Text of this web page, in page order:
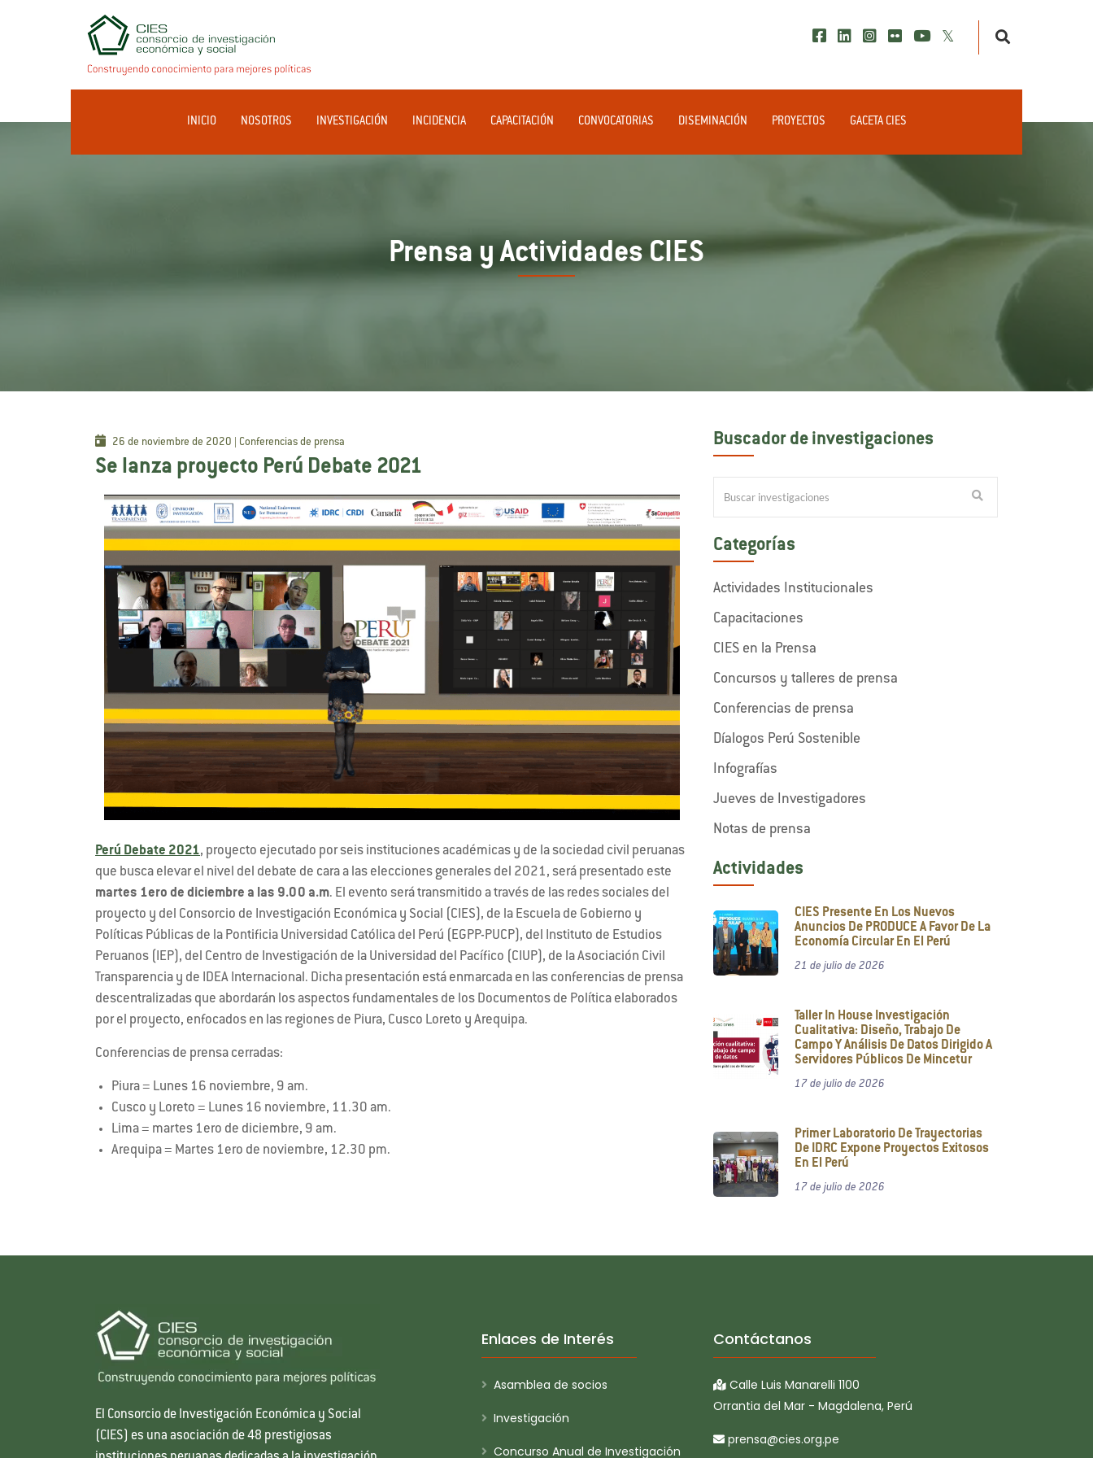
INICIO NOSOTROS INVESTIGACIÓN INCIDENCIA CAPACITACIÓN CONVOCATORIAS DISEMINACIÓN PROYECTOS GACETA CIES
Prensa y Actividades CIES
26 de noviembre de 2020 | Conferencias de prensa
Se lanza proyecto Perú Debate 2021
Perú Debate 2021, proyecto ejecutado por seis instituciones académicas y de la sociedad civil peruanas
que busca elevar el nivel del debate de cara a las elecciones generales del 2021, será presentado este
martes 1ero de diciembre a las 9.00 a.m. El evento será transmitido a través de las redes sociales del
proyecto y del Consorcio de Investigación Económica y Social (CIES), de la Escuela de Gobierno y
Políticas Públicas de la Pontificia Universidad Católica del Perú (EGPP-PUCP), del Instituto de Estudios
Peruanos (IEP), del Centro de Investigación de la Universidad del Pacífico (CIUP), de la Asociación Civil
Transparencia y de IDEA Internacional. Dicha presentación está enmarcada en las conferencias de prensa
descentralizadas que abordarán los aspectos fundamentales de los Documentos de Política elaborados
por el proyecto, enfocados en las regiones de Piura, Cusco Loreto y Arequipa.
Conferencias de prensa cerradas:
Piura = Lunes 16 noviembre, 9 am.
Cusco y Loreto = Lunes 16 noviembre, 11.30 am.
Lima = martes 1ero de diciembre, 9 am.
Arequipa = Martes 1ero de noviembre, 12.30 pm.
Buscador de investigaciones
Categorías
Actividades Institucionales
Capacitaciones
CIES en la Prensa
Concursos y talleres de prensa
Conferencias de prensa
Díalogos Perú Sostenible
Infografías
Jueves de Investigadores
Notas de prensa
Actividades
CIES Presente En Los Nuevos
Anuncios De PRODUCE A Favor De La
Economía Circular En El Perú
21 de julio de 2026
Taller In House Investigación
Cualitativa: Diseño, Trabajo De
Campo Y Análisis De Datos Dirigido A
Servidores Públicos De Mincetur
17 de julio de 2026
Primer Laboratorio De Trayectorias
De IDRC Expone Proyectos Exitosos
En El Perú
17 de julio de 2026
El Consorcio de Investigación Económica y Social
(CIES) es una asociación de 48 prestigiosas
Enlaces de Interés
Asamblea de socios
Investigación
Concurso Anual de Investigación
Contáctanos
Calle Luis Manarelli 1100
Orrantia del Mar - Magdalena, Perú
prensa@cies.org.pe